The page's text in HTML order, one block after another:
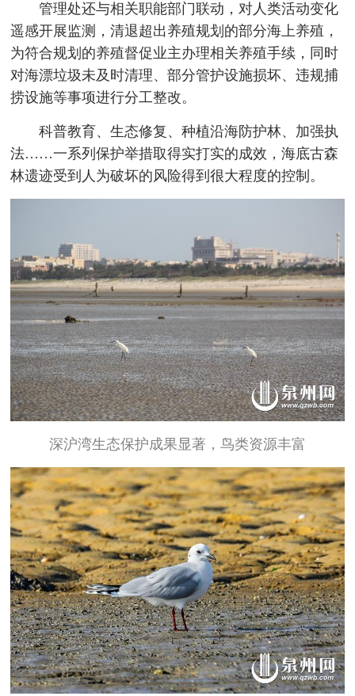
管理处还与相关职能部门联动，对人类活动变化
遥感开展监测，清退超出养殖规划的部分海上养殖，
为符合规划的养殖督促业主办理相关养殖手续，同时
对海漂垃圾未及时清理、部分管护设施损坏、违规捕
捞设施等事项进行分工整改。
科普教育、生态修复、种植沿海防护林、加强执
法……一系列保护举措取得实打实的成效，海底古森
林遗迹受到人为破坏的风险得到很大程度的控制。
深沪湾生态保护成果显著，鸟类资源丰富